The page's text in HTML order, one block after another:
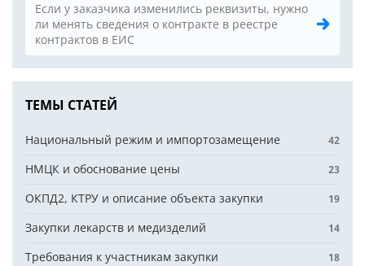
Если у заказчика изменились реквизиты, нужно
ли менять сведения о контракте в реестре
контрактов в ЕИС
ТЕМЫ СТАТЕЙ
Национальный режим и импортозамещение 42
НМЦК и обоснование цены 23
ОКПД2, КТРУ и описание объекта закупки 19
Закупки лекарств и медизделий 14
Требования к участникам закупки 18